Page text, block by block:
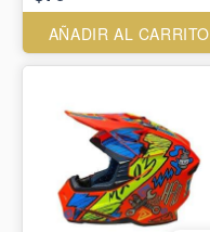
AÑADIR AL CARRITO